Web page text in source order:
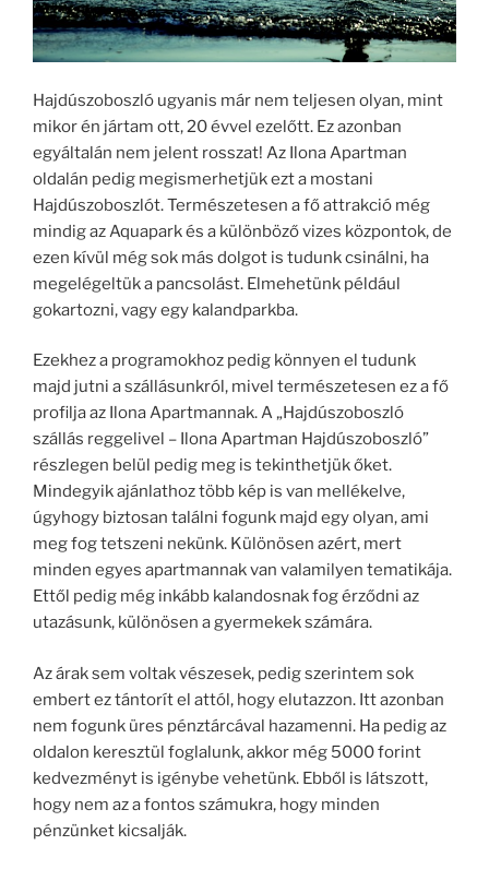
Hajdúszoboszló ugyanis már nem teljesen olyan, mint
mikor én jártam ott, 20 évvel ezelőtt. Ez azonban
egyáltalán nem jelent rosszat! Az Ilona Apartman
oldalán pedig megismerhetjük ezt a mostani
Hajdúszoboszlót. Természetesen a fő attrakció még
mindig az Aquapark és a különböző vizes központok, de
ezen kívül még sok más dolgot is tudunk csinálni, ha
megelégeltük a pancsolást. Elmehetünk például
gokartozni, vagy egy kalandparkba.
Ezekhez a programokhoz pedig könnyen el tudunk
majd jutni a szállásunkról, mivel természetesen ez a fő
profilja az Ilona Apartmannak. A „Hajdúszoboszló
szállás reggelivel – Ilona Apartman Hajdúszoboszló”
részlegen belül pedig meg is tekinthetjük őket.
Mindegyik ajánlathoz több kép is van mellékelve,
úgyhogy biztosan találni fogunk majd egy olyan, ami
meg fog tetszeni nekünk. Különösen azért, mert
minden egyes apartmannak van valamilyen tematikája.
Ettől pedig még inkább kalandosnak fog érződni az
utazásunk, különösen a gyermekek számára.
Az árak sem voltak vészesek, pedig szerintem sok
embert ez tántorít el attól, hogy elutazzon. Itt azonban
nem fogunk üres pénztárcával hazamenni. Ha pedig az
oldalon keresztül foglalunk, akkor még 5000 forint
kedvezményt is igénybe vehetünk. Ebből is látszott,
hogy nem az a fontos számukra, hogy minden
pénzünket kicsalják.